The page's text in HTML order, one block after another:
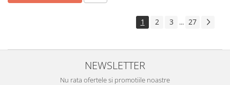
1 2 3 ... 27
NEWSLETTER
Nu rata ofertele si promotiile noastre